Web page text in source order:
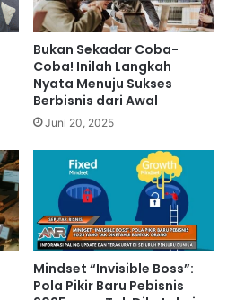
Bukan Sekadar Coba-
Coba! Inilah Langkah
Nyata Menuju Sukses
Berbisnis dari Awal
Juni 20, 2025
Mindset “Invisible Boss”:
Pola Pikir Baru Pebisnis